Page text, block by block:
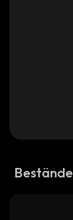
Bestände